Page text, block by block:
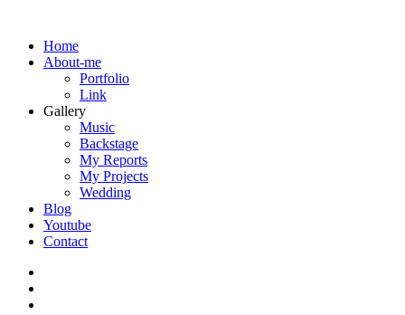
Home
About-me
Portfolio
Link
Gallery
Music
Backstage
My Reports
My Projects
Wedding
Blog
Youtube
Contact